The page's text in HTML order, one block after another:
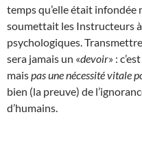
temps qu’elle était infondée
soumettait les Instructeurs
psychologiques.
sera jamais un «devoir» :
maispas une nécessité vitale
bien (la preuve) de
d’humains.